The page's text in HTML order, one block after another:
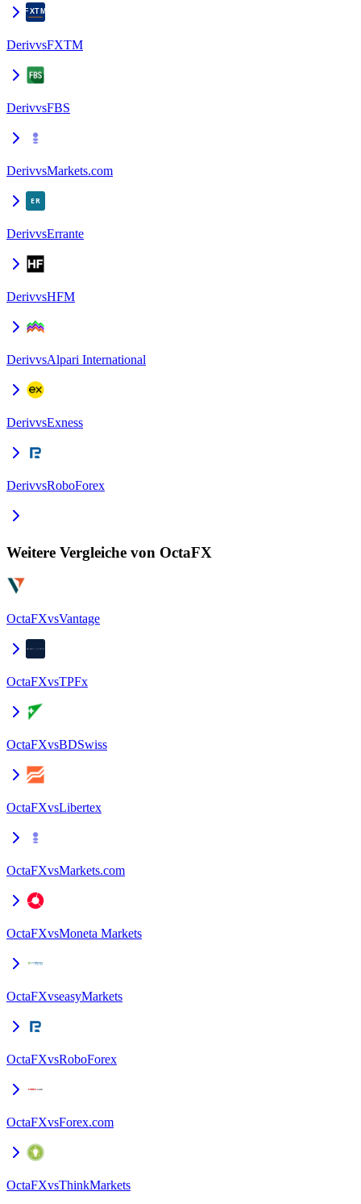
DerivvsFXTM
DerivvsFBS
DerivvsMarkets.com
DerivvsErrante
DerivvsHFM
DerivvsAlpari International
DerivvsExness
DerivvsRoboForex
Weitere Vergleiche von OctaFX
OctaFXvsVantage
OctaFXvsTPFx
OctaFXvsBDSwiss
OctaFXvsLibertex
OctaFXvsMarkets.com
OctaFXvsMoneta Markets
OctaFXvseasyMarkets
OctaFXvsRoboForex
OctaFXvsForex.com
OctaFXvsThinkMarkets